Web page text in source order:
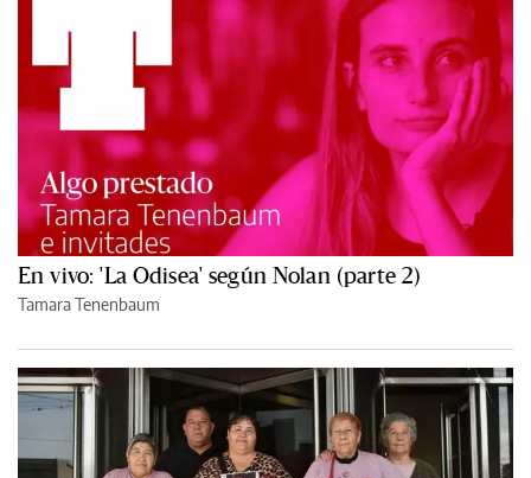
En vivo: 'La Odisea' según Nolan (parte 2)
Tamara Tenenbaum